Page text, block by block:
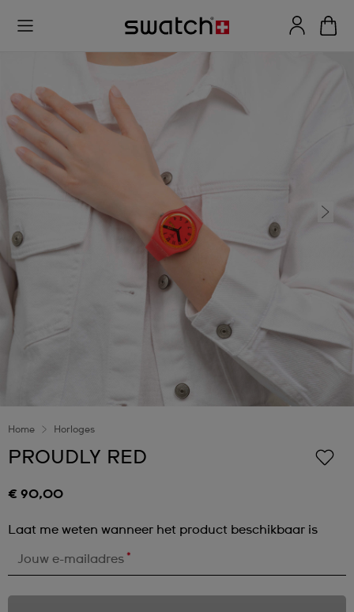
Home Horloges
PROUDLY RED
€ 90,00
Laat me weten wanneer het product beschikbaar is
Jouw e-mailadres *